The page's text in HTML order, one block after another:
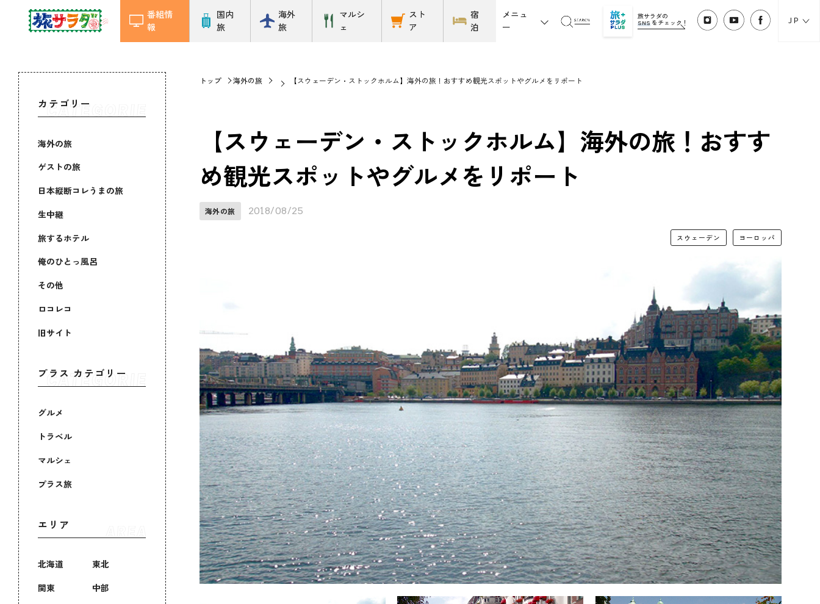
番組情
報
国内
旅
海外
旅
マルシ
ェ
スト
ア
宿
泊
メニュ
ー
旅サラダの
SNS をチェック！ JP
カテゴリー
海外の旅
ゲストの旅
日本縦断コレうまの旅
生中継
旅するホテル
俺のひとっ風呂
その他
ロコレコ
旧サイト
プラス カテゴリー
グルメ
トラベル
マルシェ
プラス旅
エリア
北海道
東北
関東
中部
トップ 海外の旅 【スウェーデン・ストックホルム】海外の旅！おすすめ観光スポットやグルメをリポート
【スウェーデン・ストックホルム】海外の旅！おすす
め観光スポットやグルメをリポート
海外の旅 2018/08/25
スウェーデン ヨーロッパ